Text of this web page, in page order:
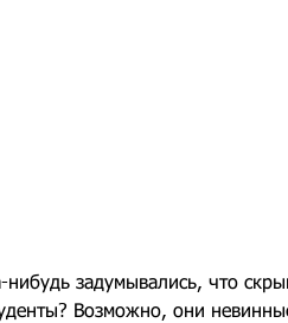
нибудь задумывались, что
Возможно, они